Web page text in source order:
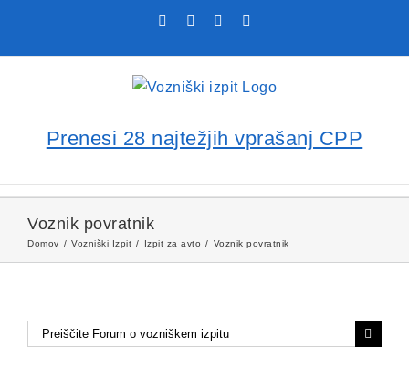
FacebookYouTube
Rss
Prenesi 28 najtežjih vprašanj CPP
Voznik povratnik
Domov Vozniški Izpit Izpit za avto Voznik povratnik